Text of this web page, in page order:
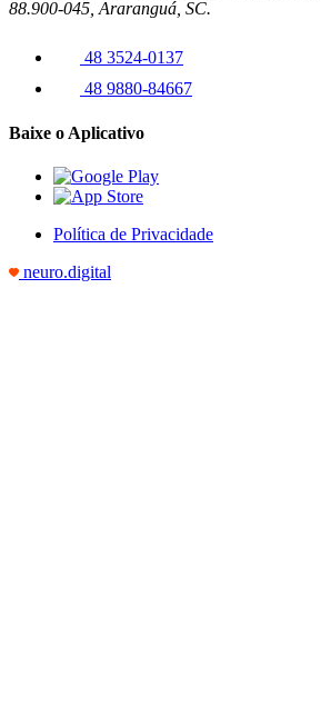
88.900-045, Araranguá, SC.
48 3524-0137
48 9880-84667
Baixe o Aplicativo
Política de Privacidade
neuro.digital